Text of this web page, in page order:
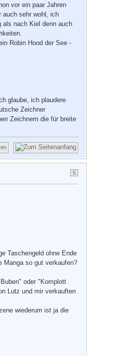
vor ein paar Jahren
auch sehr wohl, ich
als nach Kiel denn auch
Robin Hood der See -
glaube, ich plaudere
Zeichner
Zeichnern die für breite
5
Taschengeld ohne Ende
Manga so gut verkaufen?
oder "Komplott
Lutz und mir verkauften
wiederum ist ja die